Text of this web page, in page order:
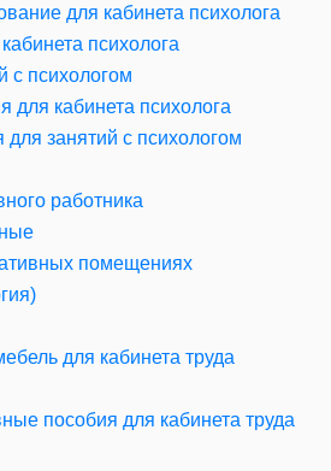
для кабинета психолога
психолога
с психологом
для кабинета психолога
для занятий с психологом
работника
помещениях
для кабинета труда
пособия для кабинета труда